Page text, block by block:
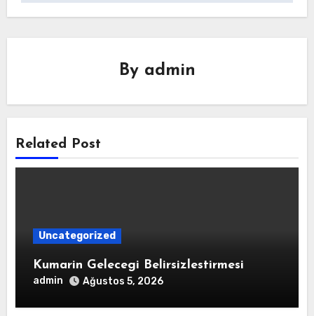
By admin
Related Post
Uncategorized
Kumarin Gelecegi Belirsizlestirmesi
admin Ağustos 5, 2026